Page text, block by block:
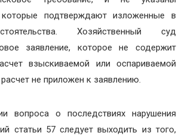
которые подтверждают изложенные в
Хозяйственный суд
заявление, которое не содержит
взыскиваемой или оспариваемой
не приложен к заявлению.
вопроса о последствиях нарушения
статьи 57 следует выходить из того,